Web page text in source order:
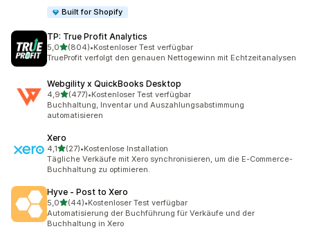
Built for Shopify
TP: True Profit Analytics
5,0von 5 Sternen
(804)
804 Rezensionen insgesamt
•Kostenloser Test verfügbar
TrueProfit verfolgt den genauen Nettogewinn mit Echtzeitanalysen
Webgility x QuickBooks Desktop
4,9von 5 Sternen
(477)
477 Rezensionen insgesamt
•Kostenloser Test verfügbar
Buchhaltung, Inventar und Auszahlungsabstimmung
automatisieren
Xero
4,1von 5 Sternen
(27)
27 Rezensionen insgesamt
•Kostenlose Installation
Tägliche Verkäufe mit Xero synchronisieren, um die E-Commerce-
Buchhaltung zu optimieren.
Hyve ‑ Post to Xero
5,0von 5 Sternen
(44)
44 Rezensionen insgesamt
•Kostenloser Test verfügbar
Automatisierung der Buchführung für Verkäufe und der
Buchhaltung in Xero